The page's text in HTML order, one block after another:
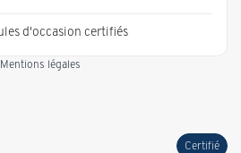
Mentions légales
Certifié